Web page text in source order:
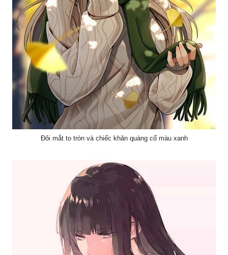
Đôi mắt to tròn và chiếc khăn quàng cổ màu xanh